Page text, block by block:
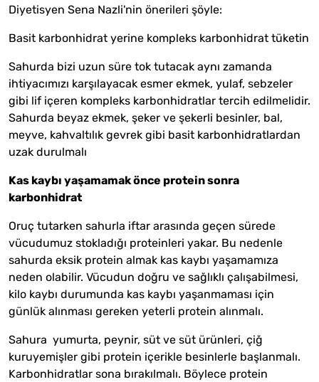
Diyetisyen Sena Nazli'nin önerileri şöyle:
Basit karbonhidrat yerine kompleks karbonhidrat tüketin
Sahurda bizi uzun süre tok tutacak aynı zamanda
ihtiyacımızı karşılayacak esmer ekmek, yulaf, sebzeler
gibi lif içeren kompleks karbonhidratlar tercih edilmelidir.
Sahurda beyaz ekmek, şeker ve şekerli besinler, bal,
meyve, kahvaltılık gevrek gibi basit karbonhidratlardan
uzak durulmalı
Kas kaybı yaşamamak önce protein sonra
karbonhidrat
Oruç tutarken sahurla iftar arasında geçen sürede
vücudumuz stokladığı proteinleri yakar. Bu nedenle
sahurda eksik protein almak kas kaybı yaşamamıza
neden olabilir. Vücudun doğru ve sağlıklı çalışabilmesi,
kilo kaybı durumunda kas kaybı yaşanmaması için
günlük alınması gereken yeterli protein alınmalı.
Sahura yumurta, peynir, süt ve süt ürünleri, çiğ
kuruyemişler gibi protein içerikle besinlerle başlanmalı.
Karbonhidratlar sona bırakılmalı. Böylece protein